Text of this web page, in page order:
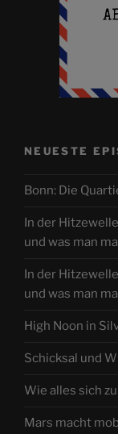
NEUESTE
Bonn: Die
In der
und was man
In der
und was man
High Noon in
Schicksal und
Wie alles sich
Mars macht